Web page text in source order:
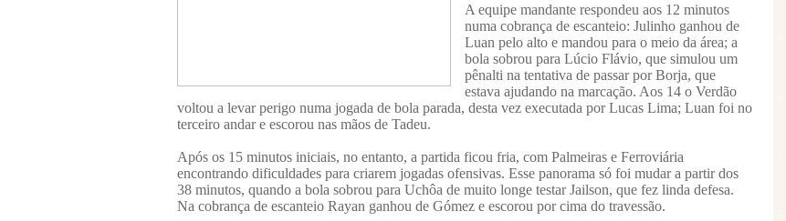
A equipe mandante respondeu aos 12 minutos
numa cobrança de escanteio: Julinho ganhou de
Luan pelo alto e mandou para o meio da área; a
bola sobrou para Lúcio Flávio, que simulou um
pênalti na tentativa de passar por Borja, que
estava ajudando na marcação. Aos 14 o Verdão
voltou a levar perigo numa jogada de bola parada, desta vez executada por Lucas Lima; Luan foi no
terceiro andar e escorou nas mãos de Tadeu.
Após os 15 minutos iniciais, no entanto, a partida ficou fria, com Palmeiras e Ferroviária
encontrando dificuldades para criarem jogadas ofensivas. Esse panorama só foi mudar a partir dos
38 minutos, quando a bola sobrou para Uchôa de muito longe testar Jailson, que fez linda defesa.
Na cobrança de escanteio Rayan ganhou de Gómez e escorou por cima do travessão.